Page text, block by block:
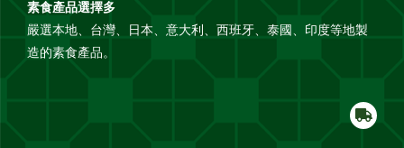
素食產品選擇多
嚴選本地、台灣、日本、意大利、西班牙、泰國、印度等地製
造的素食產品。